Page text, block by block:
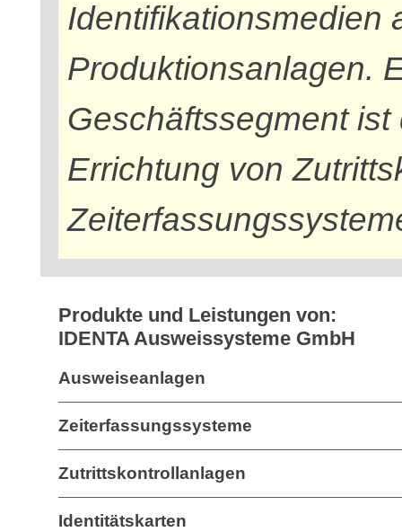
Identifikationsmedien
Produktionsanlagen.
Geschäftssegment
Errichtung von
Produkte und Leistungen von:
IDENTA Ausweissysteme GmbH
Ausweiseanlagen
Zeiterfassungssysteme
Zutrittskontrollanlagen
Identitätskarten